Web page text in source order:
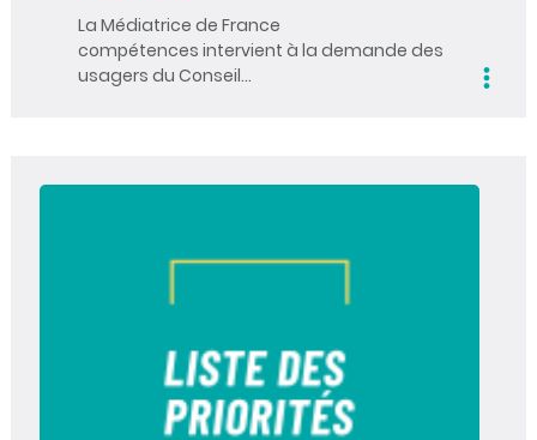
La Médiatrice de France
compétences intervient à la demande des
usagers du Conseil…